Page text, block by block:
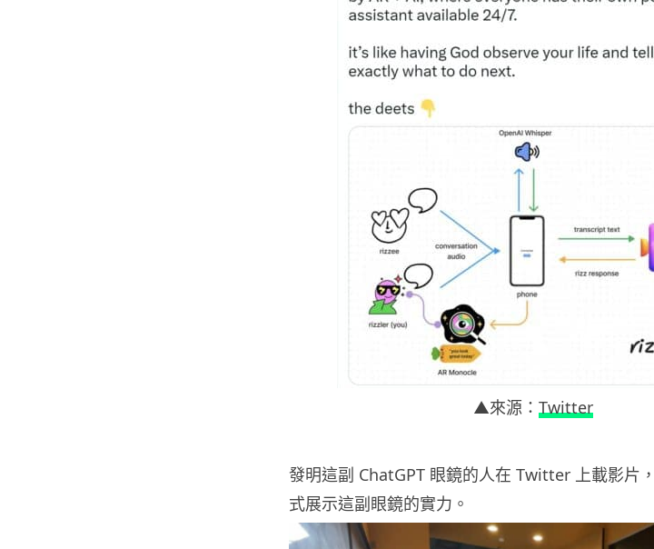
▲來源： Twitter
發明這副 ChatGPT 眼鏡的人在 Twitter 上載影片
式展示這副眼鏡的實力。